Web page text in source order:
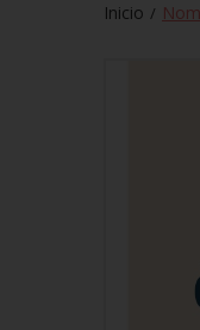
Inicio /